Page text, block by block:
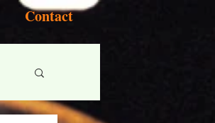
Contact